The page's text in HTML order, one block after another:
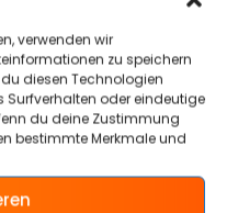
verwenden wir
zu speichern
diesen Technologien
Surfverhalten oder eindeutige
du deine Zustimmung
bestimmte Merkmale und